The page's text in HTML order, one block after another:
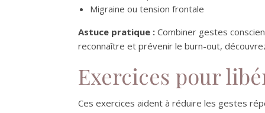
Migraine ou tension frontale
Astuce pratique : Combiner gestes
reconnaître et prévenir le burn-out,
Exercices pour
Ces exercices aident à réduire les gestes